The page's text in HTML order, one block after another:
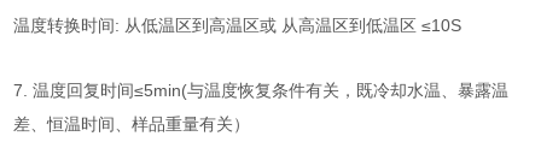
温度转换时间: 从低温区到高温区或 从高温区到低温区 ≤10S
7. 温度回复时间≤5min(与温度恢复条件有关，既冷却水温、暴露温
差、恒温时间、样品重量有关）